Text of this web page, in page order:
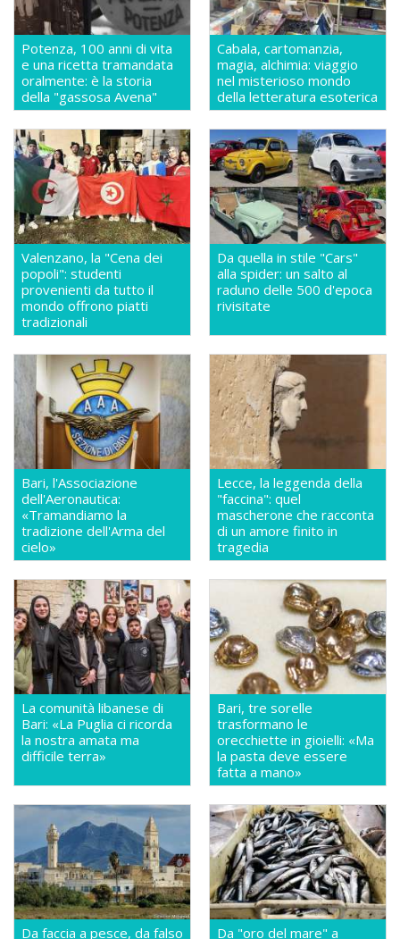
Potenza, 100 anni di vita
e una ricetta tramandata
oralmente: è la storia
della "gassosa Avena"
Cabala, cartomanzia,
magia, alchimia: viaggio
nel misterioso mondo
della letteratura esoterica
Valenzano, la "Cena dei
popoli": studenti
provenienti da tutto il
mondo offrono piatti
tradizionali
Da quella in stile "Cars"
alla spider: un salto al
raduno delle 500 d'epoca
rivisitate
Bari, l'Associazione
dell'Aeronautica:
«Tramandiamo la
tradizione dell'Arma del
cielo»
Lecce, la leggenda della
"faccina": quel
mascherone che racconta
di un amore finito in
tragedia
La comunità libanese di
Bari: «La Puglia ci ricorda
la nostra amata ma
difficile terra»
Bari, tre sorelle
trasformano le
orecchiette in gioielli: «Ma
la pasta deve essere
fatta a mano»
Da faccia a pesce, da falso
Da "oro del mare" a